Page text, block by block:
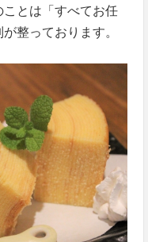
とは「すべてお任
整っております。